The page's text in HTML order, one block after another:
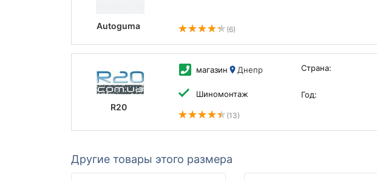
Autoguma (6)
R20
магазин Днепр
Шиномонтаж
(13)
Страна:
Год:
Другие товары этого размера